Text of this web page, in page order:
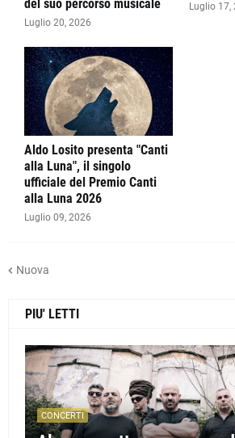
del suo percorso musicale
Luglio 20, 2026
Luglio 17,
Aldo Losito presenta "Canti
alla Luna", il singolo
ufficiale del Premio Canti
alla Luna 2026
Luglio 09, 2026
Nuova
PIU' LETTI
CONCERTI